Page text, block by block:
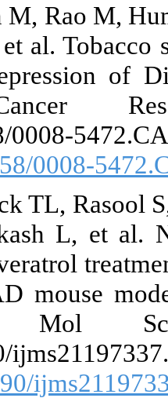
37. Hussain
F, Yang M, et
mediated
cells.
doi:10.1158/
[
38. Broderick
M, Al-
chronic
the 3xTg-AD
Int J
doi:10.3390/
[